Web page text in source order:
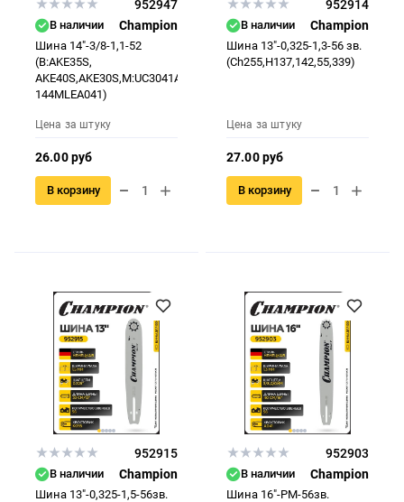
952947
В наличии Champion
Шина 14"-3/8-1,1-52
(B:AKE35S,
AKE40S,AKE30S,M:UC3041A,UC3541A,UC4041A,
144MLEA041)
Цена за штуку
26.00 руб
В корзину
952914
В наличии Champion
Шина 13"-0,325-1,3-56 зв.
(Ch255,H137,142,55,339)
Цена за штуку
27.00 руб
В корзину
952915
В наличии Champion
Шина 13"-0,325-1,5-56зв.
952903
В наличии Champion
Шина 16"-PM-56зв.